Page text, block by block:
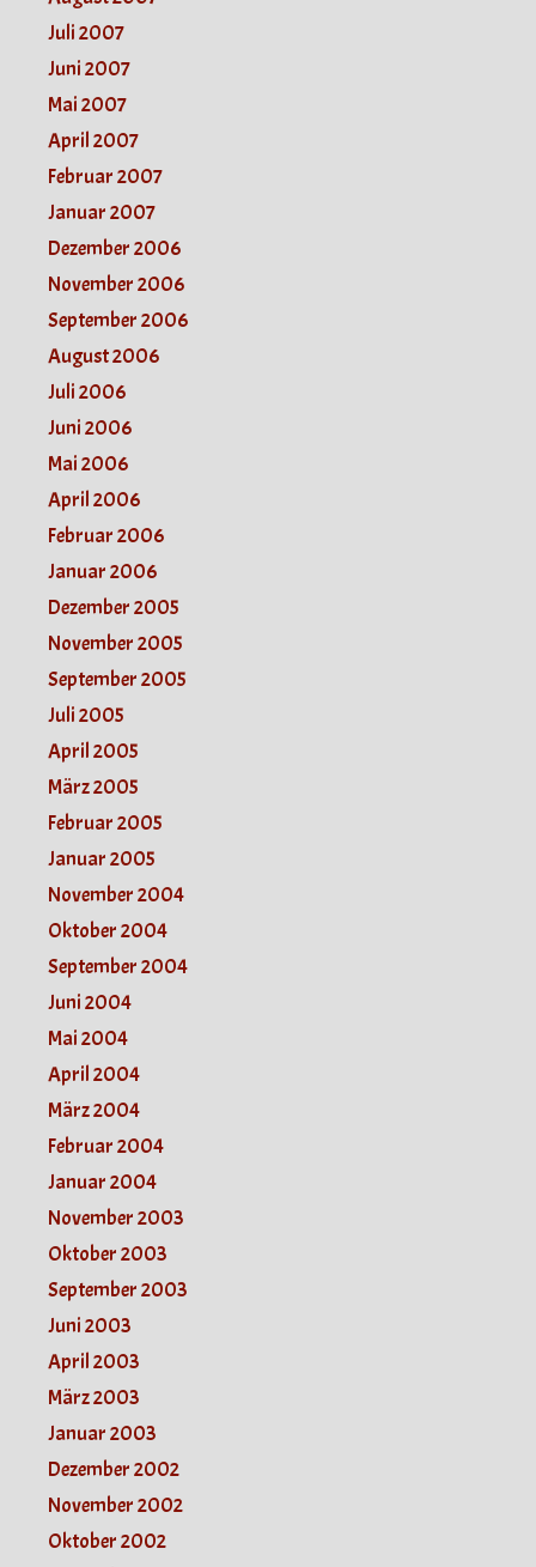
Juli 2007
Juni 2007
Mai 2007
April 2007
Februar 2007
Januar 2007
Dezember 2006
November 2006
September 2006
August 2006
Juli 2006
Juni 2006
Mai 2006
April 2006
Februar 2006
Januar 2006
Dezember 2005
November 2005
September 2005
Juli 2005
April 2005
März 2005
Februar 2005
Januar 2005
November 2004
Oktober 2004
September 2004
Juni 2004
Mai 2004
April 2004
März 2004
Februar 2004
Januar 2004
November 2003
Oktober 2003
September 2003
Juni 2003
April 2003
März 2003
Januar 2003
Dezember 2002
November 2002
Oktober 2002